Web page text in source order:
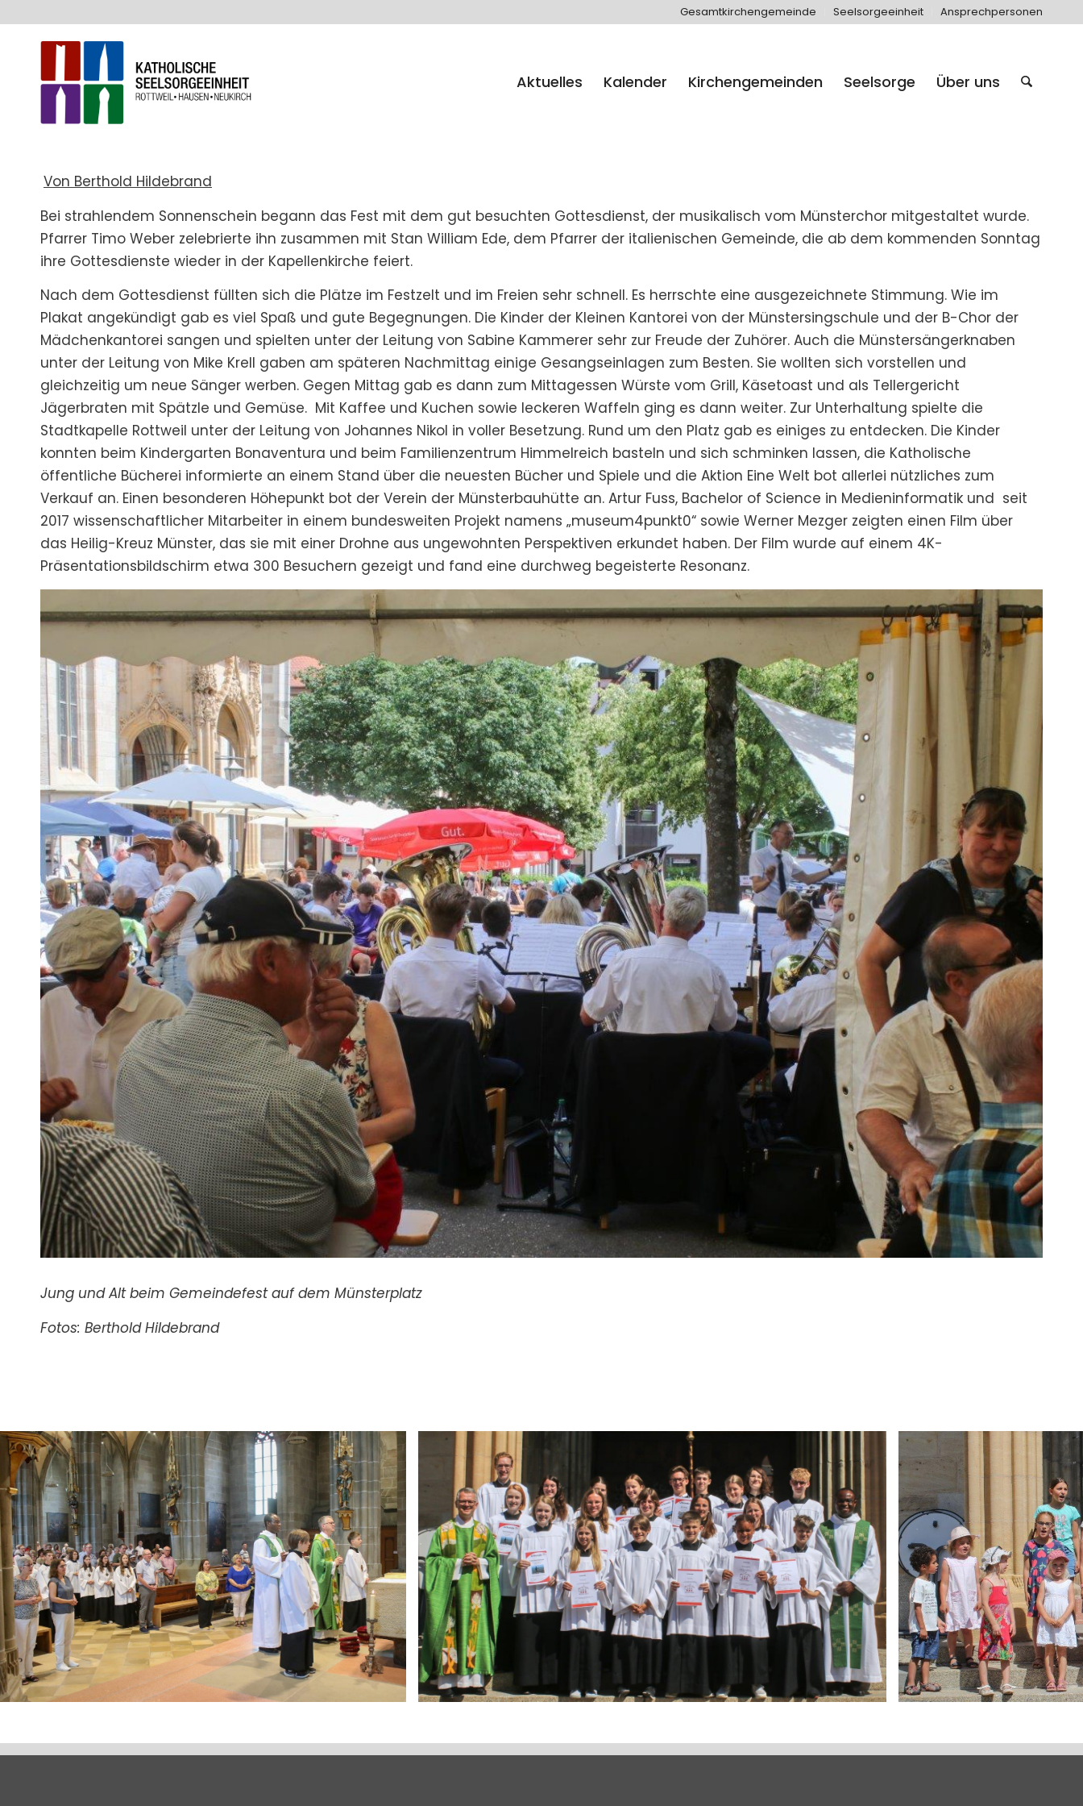
Gesamtkirchengemeinde Seelsorgeeinheit Ansprechpersonen
Aktuelles Kalender Kirchengemeinden Seelsorge Über uns
Von Berthold Hildebrand
Bei strahlendem Sonnenschein begann das Fest mit dem gut besuchten Gottesdienst, der musikalisch vom Münsterchor mitgestaltet wurde.
Pfarrer Timo Weber zelebrierte ihn zusammen mit Stan William Ede, dem Pfarrer der italienischen Gemeinde, die ab dem kommenden Sonntag
ihre Gottesdienste wieder in der Kapellenkirche feiert.
Nach dem Gottesdienst füllten sich die Plätze im Festzelt und im Freien sehr schnell. Es herrschte eine ausgezeichnete Stimmung. Wie im
Plakat angekündigt gab es viel Spaß und gute Begegnungen. Die Kinder der Kleinen Kantorei von der Münstersingschule und der B-Chor der
Mädchenkantorei sangen und spielten unter der Leitung von Sabine Kammerer sehr zur Freude der Zuhörer. Auch die Münstersängerknaben
unter der Leitung von Mike Krell gaben am späteren Nachmittag einige Gesangseinlagen zum Besten. Sie wollten sich vorstellen und
gleichzeitig um neue Sänger werben. Gegen Mittag gab es dann zum Mittagessen Würste vom Grill, Käsetoast und als Tellergericht
Jägerbraten mit Spätzle und Gemüse. Mit Kaffee und Kuchen sowie leckeren Waffeln ging es dann weiter. Zur Unterhaltung spielte die
Stadtkapelle Rottweil unter der Leitung von Johannes Nikol in voller Besetzung. Rund um den Platz gab es einiges zu entdecken. Die Kinder
konnten beim Kindergarten Bonaventura und beim Familienzentrum Himmelreich basteln und sich schminken lassen, die Katholische
öffentliche Bücherei informierte an einem Stand über die neuesten Bücher und Spiele und die Aktion Eine Welt bot allerlei nützliches zum
Verkauf an. Einen besonderen Höhepunkt bot der Verein der Münsterbauhütte an. Artur Fuss, Bachelor of Science in Medieninformatik und seit
2017 wissenschaftlicher Mitarbeiter in einem bundesweiten Projekt namens „museum4punkt0“ sowie Werner Mezger zeigten einen Film über
das Heilig-Kreuz Münster, das sie mit einer Drohne aus ungewohnten Perspektiven erkundet haben. Der Film wurde auf einem 4K-
Präsentationsbildschirm etwa 300 Besuchern gezeigt und fand eine durchweg begeisterte Resonanz.
Jung und Alt beim Gemeindefest auf dem Münsterplatz
Fotos: Berthold Hildebrand